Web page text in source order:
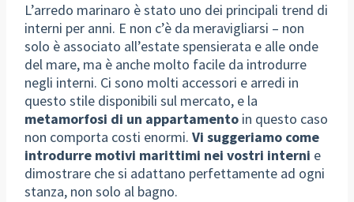
L’arredo marinaro è stato uno dei principali trend di
interni per anni. E non c’è da meravigliarsi – non
solo è associato all’estate spensierata e alle onde
del mare, ma è anche molto facile da introdurre
negli interni. Ci sono molti accessori e arredi in
questo stile disponibili sul mercato, e la
metamorfosi di un appartamentoin questo caso
non comporta costi enormi. Vi suggeriamo come
introdurre motivi marittimi nei vostri interni e
dimostrare che si adattano perfettamente ad ogni
stanza, non solo al bagno.